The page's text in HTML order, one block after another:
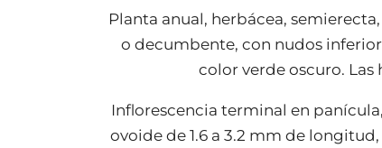
Planta anual, herbácea,
o decumbente, con nudos
color verde oscuro. Las
Inflorescencia terminal en
ovoide de 1.6 a 3.2 mm de